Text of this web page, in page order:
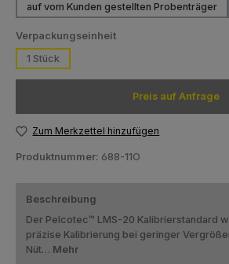
auf vom Kunden gestellten Probenträger
Verpackungseinheitauswählen
1 Stück
Preis auf Anfrage
Zum Merkzettel hinzufügen
Produktnummer: 688-11O
Beschreibung
Der Pelcotec™ LMS-20 Kalibrierstandard
präzise Kalibrierung bei geringer
Nüt… Mehr